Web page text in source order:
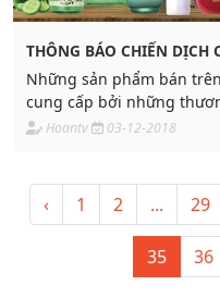
THÔNG BÁO CHIẾN DỊCH
Những sản phẩm bán
cung cấp bởi những
đánh giá, dựa trên các
Hoantv 03-12-2018
‹ 1 2 ... 29
35 36